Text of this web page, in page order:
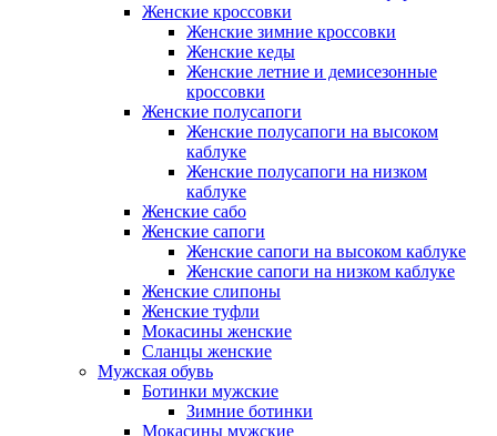
Женские кроссовки
Женские зимние кроссовки
Женские кеды
Женские летние и демисезонные
кроссовки
Женские полусапоги
Женские полусапоги на высоком
каблуке
Женские полусапоги на низком
каблуке
Женские сабо
Женские сапоги
Женские сапоги на высоком каблуке
Женские сапоги на низком каблуке
Женские слипоны
Женские туфли
Мокасины женские
Сланцы женские
Мужская обувь
Ботинки мужские
Зимние ботинки
Мокасины мужские